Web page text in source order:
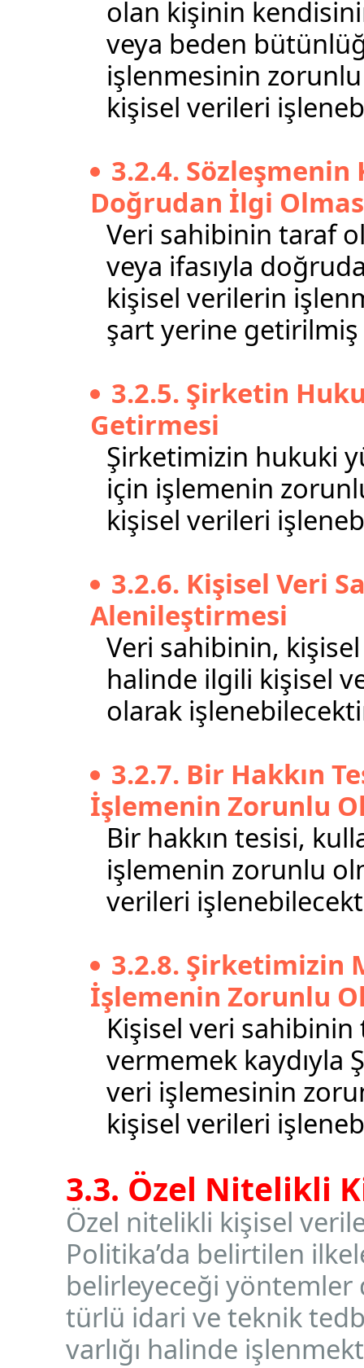
olan kişinin
veya beden
işlenmesinin
kişisel verileri
3.2.4. Sözleşmenin
Doğrudan İlgi
Veri sahibinin taraf
veya ifasıyla
kişisel verilerin
şart yerine getirilmiş
3.2.5. Şirketin
Getirmesi
Şirketimizin hukuki
için işlemenin
kişisel verileri
3.2.6. Kişisel Veri
Alenileştirmesi
Veri sahibinin,
halinde ilgili kişisel
olarak
3.2.7. Bir Hakkın
İşlemenin Zorunlu
Bir hakkın tesisi,
işlemenin zorunlu
verileri
3.2.8. Şirketimizin
İşlemenin Zorunlu
Kişisel veri
vermemek kaydıyla
veri işlemesinin
kişisel verileri
3.3. Özel Nitelikli
Özel nitelikli kişisel
Politika’da belirtilen
belirleyeceği yöntemler
türlü idari ve teknik
varlığı halinde